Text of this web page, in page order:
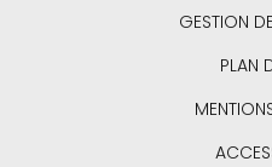
GESTION
PLAN